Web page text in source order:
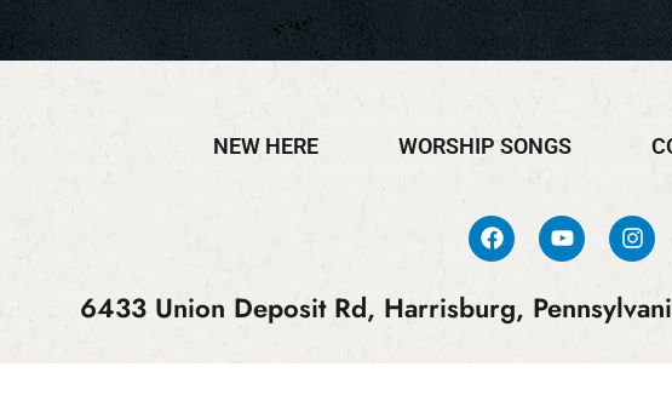
NEW HERE WORSHIP SONGS
6433 Union Deposit Rd, Harrisburg,